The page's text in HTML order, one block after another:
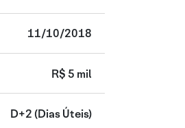
11/10/2018
R$ 5 mil
D+2 (Dias Úteis)